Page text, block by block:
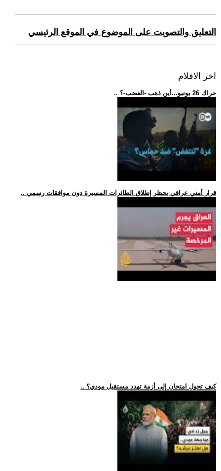
التعليق والتصويت على الموضوع في الموقع الرئيسي
اخر الافلام
.. حراك 26 يونيو...أين ذهب -الغضب-؟
.. قرار أمني عراقي يحظر إطلاق الطائرات المسيرة دون موافقات رسمي
.. كيف تحول امتحان إلى أزمة تهدد مستقبل مودي؟